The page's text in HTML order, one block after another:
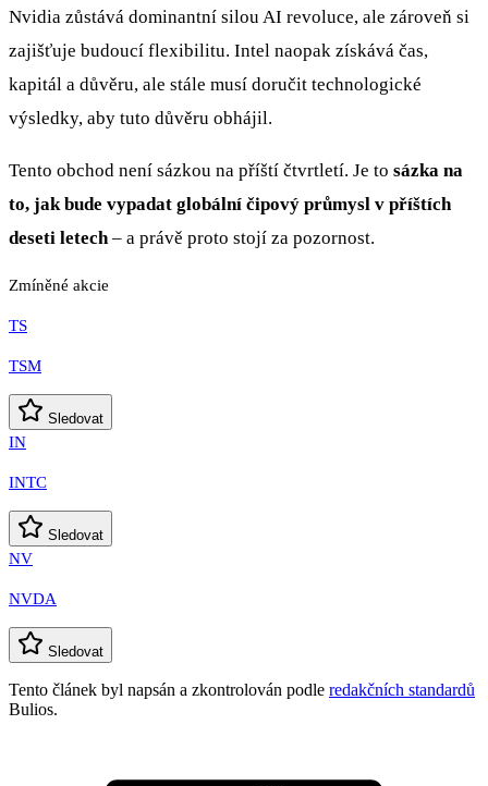
Nvidia zůstává dominantní silou AI revoluce, ale zároveň si
zajišťuje budoucí flexibilitu. Intel naopak získává čas,
kapitál a důvěru, ale stále musí doručit technologické
výsledky, aby tuto důvěru obhájil.
Tento obchod není sázkou na příští čtvrtletí. Je to sázka na
to, jak bude vypadat globální čipový průmysl v příštích
deseti letech– a právě proto stojí za pozornost.
Zmíněné akcie
TS
TSM
Sledovat
IN
INTC
Sledovat
NV
NVDA
Sledovat
Tento článek byl napsán a zkontrolován podle redakčních standardů
Bulios.